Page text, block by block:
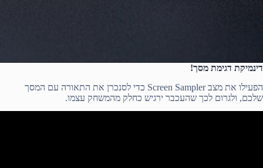
דינמיקת דגימת מסך!
הפעילו את מצב Screen Sampler כדי לסנכרן את התאורה עם המסך
שלכם, ולגרום לכך שהעכבר ירגיש כחלק מהמשחק עצמו.